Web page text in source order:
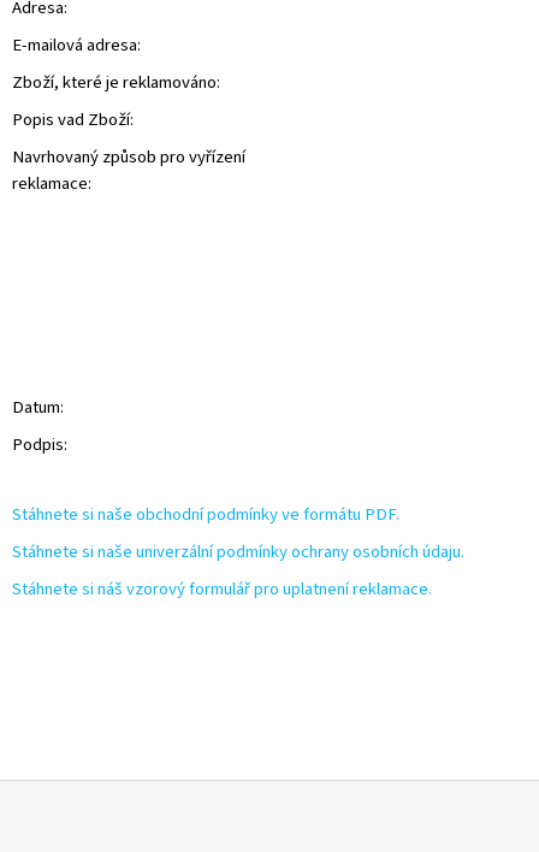
Adresa:
E-mailová adresa:
Zboží, které je reklamováno:
Popis vad Zboží:
Navrhovaný způsob pro vyřízení
reklamace:
Datum:
Podpis:
Stáhnete si naše obchodní podmínky ve formátu PDF.
Stáhnete si naše univerzální podmínky ochrany osobních údaju.
Stáhnete si náš vzorový formulář pro uplatnení reklamace.